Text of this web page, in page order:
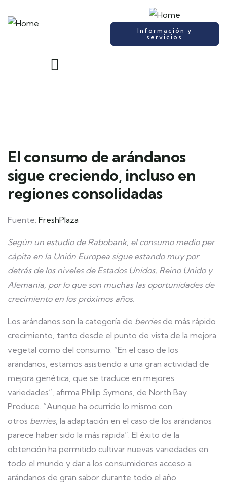
Información y
servicios
El consumo de arándanos
sigue creciendo, incluso en
regiones consolidadas
Fuente: FreshPlaza
Según un estudio de Rabobank, el consumo medio per
cápita en la Unión Europea sigue estando muy por
detrás de los niveles de Estados Unidos, Reino Unido y
Alemania, por lo que son muchas las oportunidades de
crecimiento en los próximos años.
Los arándanos son la categoría de berriesde más rápido
crecimiento, tanto desde el punto de vista de la mejora
vegetal como del consumo. “En el caso de los
arándanos, estamos asistiendo a una gran actividad de
mejora genética, que se traduce en mejores
variedades”, afirma Philip Symons, de North Bay
Produce. “Aunque ha ocurrido lo mismo con
otros berries, la adaptación en el caso de los arándanos
parece haber sido la más rápida”. El éxito de la
obtención ha permitido cultivar nuevas variedades en
todo el mundo y dar a los consumidores acceso a
arándanos de gran sabor durante todo el año.